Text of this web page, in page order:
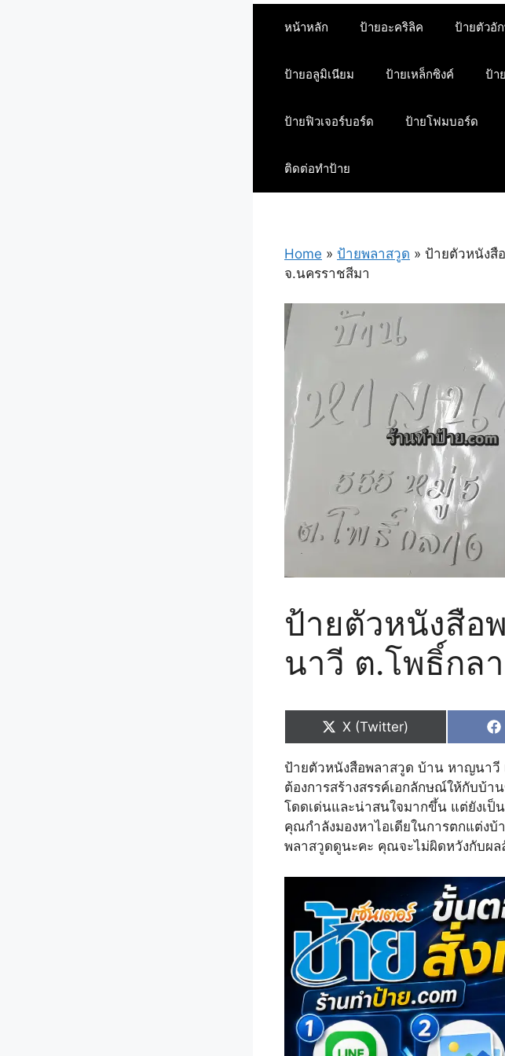
หน้าหลัก ป้ายอะคริลิค ป้ายตัวอั
ป้ายอลูมิเนียม ป้ายเหล็กซิงค์ ป้า
ป้ายฟิวเจอร์บอร์ด ป้ายโฟมบอร์ด
ติดต่อทำป้าย
Home » ป้ายพลาสวูด » ป้ายตัวหนังสื
จ.นครราชสีมา
ป้ายตัวหนังสือ
นาวี ต.โพธิ์กล
Share
X (Twitter)
ป้ายตัวหนังสือพลาสวูด บ้าน หาญนาวี
ต้องการสร้างสรรค์เอกลักษณ์ให้กับบ้
โดดเด่นและน่าสนใจมากขึ้น แต่ยังเ
คุณกำลังมองหาไอเดียในการตกแต่ง
พลาสวูดดูนะคะ คุณจะไม่ผิดหวังกับผ